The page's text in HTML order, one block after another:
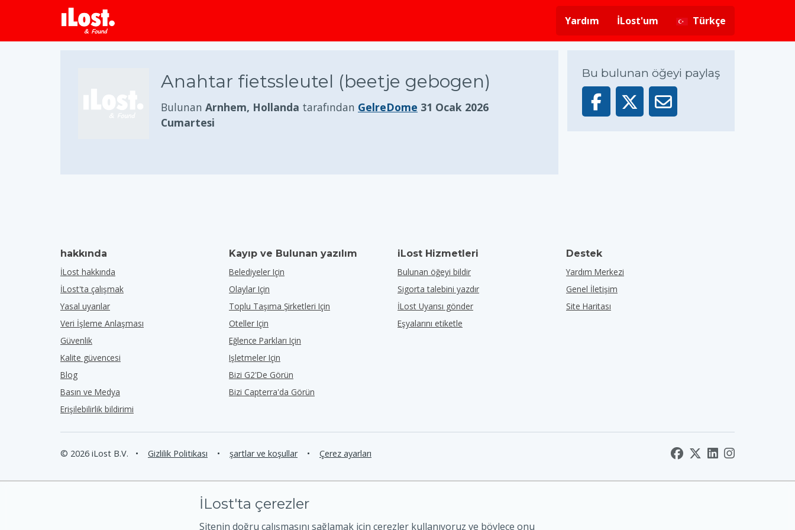
Yardım İLost'um Türkçe
Anahtar fietssleutel (beetje gebogen)
Bulunan Arnhem, Hollanda tarafından GelreDome 31 Ocak 2026
Cumartesi
Bu bulunan öğeyi paylaş
hakkında
İLost hakkında
İLost'ta çalışmak
Yasal uyarılar
Veri İşleme Anlaşması
Güvenlik
Kalite güvencesi
Blog
Basın ve Medya
Erişilebilirlik bildirimi
Kayıp ve Bulunan yazılım
Belediyeler Için
Olaylar Için
Toplu Taşıma Şirketleri Için
Oteller Için
Eğlence Parkları Için
Işletmeler Için
Bizi G2'de Görün
Bizi Capterra'da Görün
iLost Hizmetleri
Bulunan öğeyi bildir
Sigorta talebini yazdır
İLost Uyarısı gönder
Eşyalarını etiketle
Destek
Yardım Merkezi
Genel İletişim
Site Haritası
© 2026 iLost B.V. • Gizlilik Politikası • şartlar ve koşullar • Çerez ayarları
İLost'ta çerezler
Sitenin doğru çalışmasını sağlamak için çerezler kullanıyoruz ve böylece onu